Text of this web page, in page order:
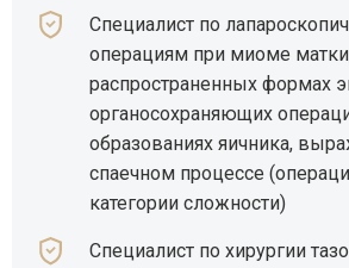
Специалист по
операциям при миоме
распространенных формах
органосохраняющих
образованиях яичника,
спаечном процессе
категории сложности)
Специалист по хирургии